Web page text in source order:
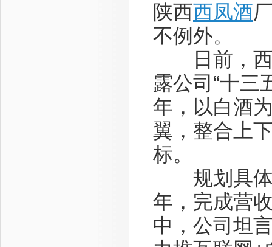
陕西西凤酒
不例外。
日前，西
露公司“十三
年，以白酒
翼，整合上
标。
规划具体
年，完成营
中，公司坦